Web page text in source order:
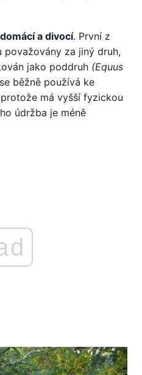
a divocí. První z
za jiný druh,
jako poddruh (Equus
běžně používá ke
má vyšší fyzickou
údržba je méně